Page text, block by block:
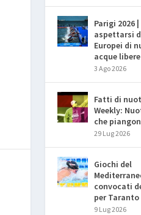
Parigi 2026 |
aspettarsi
Europei di
acque libere
3 Ago 2026
Fatti di
Weekly:
che
29 Lug 2026
Giochi del
convocati
per Taranto
9 Lug 2026